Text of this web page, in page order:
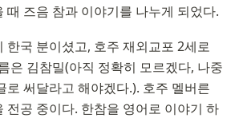
때 즈음 참과 이야기를 나누게 되었다.
한국 분이셨고, 호주 재외교포 2세로
은 김참밀(아직 정확히 모르겠다, 나중
로 써달라고 해야겠다.). 호주 멜버른
전공 중이다. 한참을 영어로 이야기 하